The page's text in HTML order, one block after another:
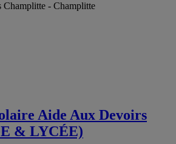
Champlitte - Champlitte
Aide Aux Devoirs
& LYCÉE)